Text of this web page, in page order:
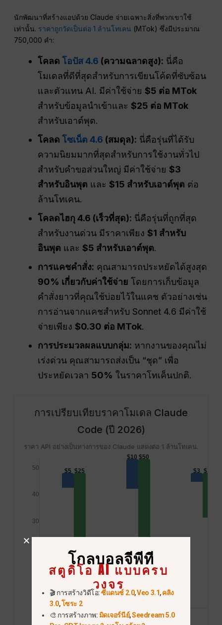
นักพัฒนาที่สร้างแอปด้วย Claude จ่ายเฉพาะสิ่งที่พวกเขาใช้
เท่านั้น. ราคาถูกวัดเป็นต่อ 1 ล้านโทเคน (MTok) ซึ่งมีประมาณ
750,000 คำ:
โคลดโอปัส 4.6 (ความฉลาดสูง): นี่คือ
โมเดลที่ดีที่สุดสำหรับการเขียนโค้ดที่ซับซ้อน
และตัวแทน AI. มีค่าใช้จ่าย$5 ต่อ MTok
สำหรับข้อมูลนำเข้าและ$25 ต่อ MTok
สำหรับเอาต์พุต.
โคลดโซเน็ต 4.6 (สมดุล): นี่คือรุ่นที่ได้รับ
ความนิยมมากที่สุดสำหรับการใช้งานทั่วไป
สำหรับคำขอส่วนใหญ่ มีค่าใช้จ่าย$3
สำหรับอินพุต และ$15 สำหรับเอาต์พุต ต่อ
ล้านโทเคน.
โคลดไฮกุ 4.6 (เร็วที่สุด): นี่คือรุ่นที่ถูกที่สุด
สำหรับงานด่วน มีราคาเพียง$1 สำหรับ
อินพุต และ$5 สำหรับเอาต์พุต.
การแคชคำสั่ง: คุณสามารถประหยัดได้สูงสุด
90% เกี่ยวกับค่าใช้จ่าย โดยการเก็บข้อมูล
คำสั่งยาวที่คุณใช้บ่อยไว้ในแคช ตัวอย่างเช่น
การอ่านจากแคชสำหรับ Sonnet 4.6 มีค่าใช้
จ่ายเพียง$0.30 ต่อ MTok.
การประมวลผลแบบกลุ่ม: หากงานของคุณไม่
เร่งด่วน คุณสามารถส่งเป็น “ชุด” เพื่อ
ประหยัดเวลา 50% ในราคาโทเค็นปกติ.
การเปรียบเทียบราคาโมเดล Claude
Code (ปี 2026)
ราคา API อย่างเป็นทางการของ Claude แสดงต่อ 1 ล้านโทเคน.
50
40
30
$5 $25
$10 $50
โอปัส 4.8
$3 $15
โกลบอลจีพีที
สตูดิโอ AI แบบครบ
วงจร
🎬 การสร้างวิดีโอ:ซีแดนซ์ 2.0,Veo 3.1,คลิง
3.0,โซระ 2
🎨 การสร้างภาพ: มิดเจอร์นีย์,Seedream 5.0